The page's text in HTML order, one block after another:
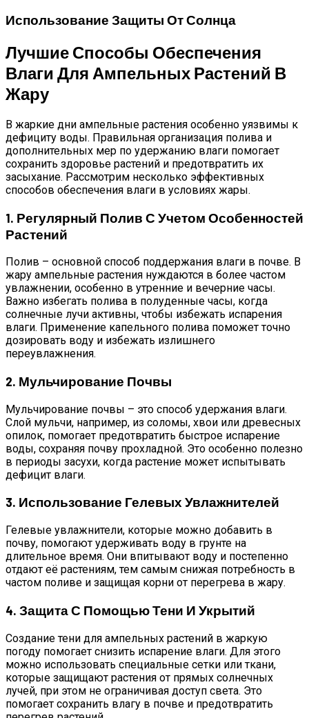
Использование Защиты От Солнца
Лучшие Способы Обеспечения
Влаги Для Ампельных Растений В
Жару
В жаркие дни ампельные растения особенно уязвимы к
дефициту воды. Правильная организация полива и
дополнительных мер по удержанию влаги помогает
сохранить здоровье растений и предотвратить их
засыхание. Рассмотрим несколько эффективных
способов обеспечения влаги в условиях жары.
1. Регулярный Полив С Учетом Особенностей
Растений
Полив – основной способ поддержания влаги в почве. В
жару ампельные растения нуждаются в более частом
увлажнении, особенно в утренние и вечерние часы.
Важно избегать полива в полуденные часы, когда
солнечные лучи активны, чтобы избежать испарения
влаги. Применение капельного полива поможет точно
дозировать воду и избежать излишнего
переувлажнения.
2. Мульчирование Почвы
Мульчирование почвы – это способ удержания влаги.
Слой мульчи, например, из соломы, хвои или древесных
опилок, помогает предотвратить быстрое испарение
воды, сохраняя почву прохладной. Это особенно полезно
в периоды засухи, когда растение может испытывать
дефицит влаги.
3. Использование Гелевых Увлажнителей
Гелевые увлажнители, которые можно добавить в
почву, помогают удерживать воду в грунте на
длительное время. Они впитывают воду и постепенно
отдают её растениям, тем самым снижая потребность в
частом поливе и защищая корни от перегрева в жару.
4. Защита С Помощью Тени И Укрытий
Создание тени для ампельных растений в жаркую
погоду помогает снизить испарение влаги. Для этого
можно использовать специальные сетки или ткани,
которые защищают растения от прямых солнечных
лучей, при этом не ограничивая доступ света. Это
помогает сохранить влагу в почве и предотвратить